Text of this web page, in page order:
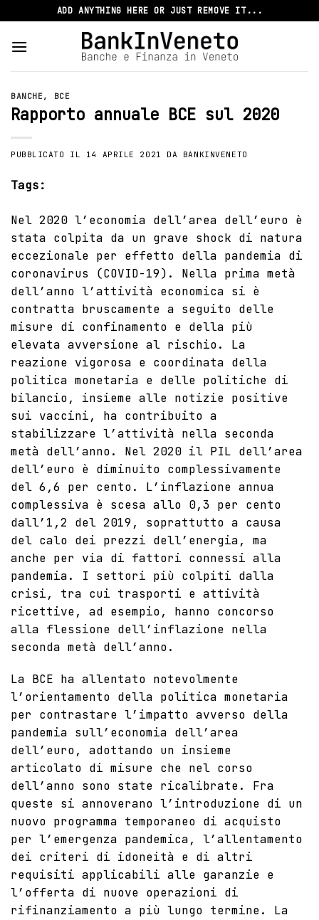
to
content
ADD ANYTHING HERE OR JUST REMOVE IT...
BANCHE, BCE
Rapporto annuale BCE sul 2020
PUBBLICATO IL 14 APRILE 2021 DA BANKINVENETO
Tags:
Nel 2020 l’economia dell’area dell’euro è
stata colpita da un grave shock di natura
eccezionale per effetto della pandemia di
coronavirus (COVID-19). Nella prima metà
dell’anno l’attività economica si è
contratta bruscamente a seguito delle
misure di confinamento e della più
elevata avversione al rischio. La
reazione vigorosa e coordinata della
politica monetaria e delle politiche di
bilancio, insieme alle notizie positive
sui vaccini, ha contribuito a
stabilizzare l’attività nella seconda
metà dell’anno. Nel 2020 il PIL dell’area
dell’euro è diminuito complessivamente
del 6,6 per cento. L’inflazione annua
complessiva è scesa allo 0,3 per cento
dall’1,2 del 2019, soprattutto a causa
del calo dei prezzi dell’energia, ma
anche per via di fattori connessi alla
pandemia. I settori più colpiti dalla
crisi, tra cui trasporti e attività
ricettive, ad esempio, hanno concorso
alla flessione dell’inflazione nella
seconda metà dell’anno.
La BCE ha allentato notevolmente
l’orientamento della politica monetaria
per contrastare l’impatto avverso della
pandemia sull’economia dell’area
dell’euro, adottando un insieme
articolato di misure che nel corso
dell’anno sono state ricalibrate. Fra
queste si annoverano l’introduzione di un
nuovo programma temporaneo di acquisto
per l’emergenza pandemica, l’allentamento
dei criteri di idoneità e di altri
requisiti applicabili alle garanzie e
l’offerta di nuove operazioni di
rifinanziamento a più lungo termine. La